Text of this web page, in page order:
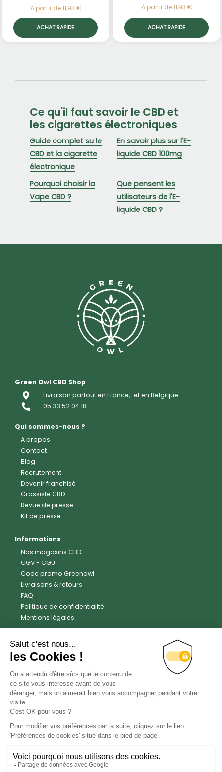
À partir de 11,93 €
ACHAT RAPIDE
À partir de 11,93 €
ACHAT RAPIDE
Ce qu'il faut savoir le CBD et
les cigarettes électroniques
Guide complet su le
CBD et la cigarette
électronique
En savoir plus sur l'E-
liquide CBD 100mg
Pourquoi choisir la
Vape CBD ?
Que pensent les
utilisateurs de l'E-
liquide CBD ?
Green Owl CBD Shop
Livraison partout en France, et en Belgique
05 33 52 04 18
Qui sommes-nous ?
A propos
Contact
Blog
Recrutement
Devenir franchisé
Grossiste CBD
Revue de presse
Kit de presse
Informations
Nos magasins CBD
CGV- CGU
Code promo Greenowl
Livraisons & retours
FAQ
Politique de confidentialité
Mentions légales
Avis clients
Trustpilot
Facebook
Instagram
X LinkedInYouTube